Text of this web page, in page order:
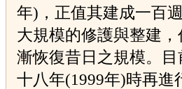
年)，正值其建成一百
大規模的修護與整建
漸恢復昔日之規模。
十八年(1999年)時再